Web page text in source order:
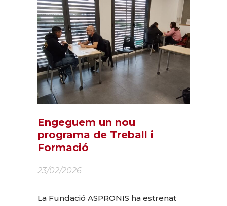
Engeguem un nou
programa de Treball i
Formació
23/02/2026
La Fundació ASPRONIS ha estrenat